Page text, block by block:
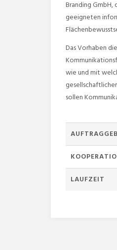
Branding GmbH,
geeigneten
Das Vorhaben
wie und mit
sollen
LAUFZEIT